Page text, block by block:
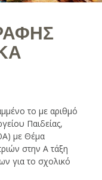
το με αριθμό
Παιδείας,
με Θέμα
στην Α τάξη
για το σχολικό